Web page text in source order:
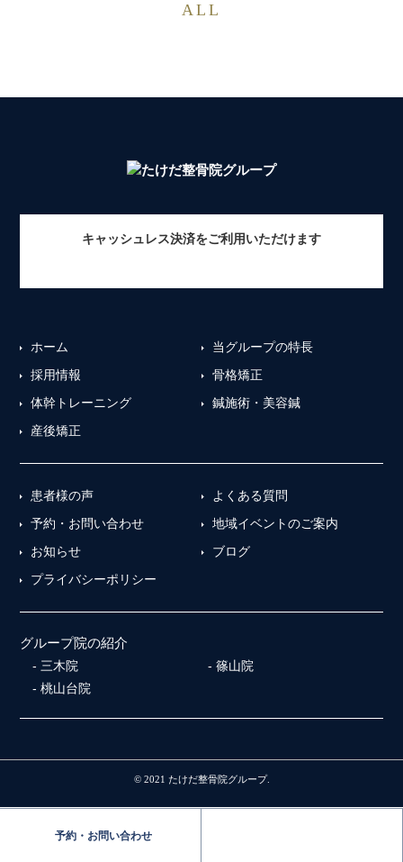
ALL
予約・お問い合わせ
キャッシュレス決済をご利用いただけます
ホーム
当グループの特長
採用情報
骨格矯正
体幹トレーニング
鍼施術・美容鍼
産後矯正
患者様の声
よくある質問
予約・お問い合わせ
地域イベントのご案内
お知らせ
ブログ
プライバシーポリシー
グループ院の紹介
三木院
篠山院
桃山台院
© 2021 たけだ整骨院グループ.